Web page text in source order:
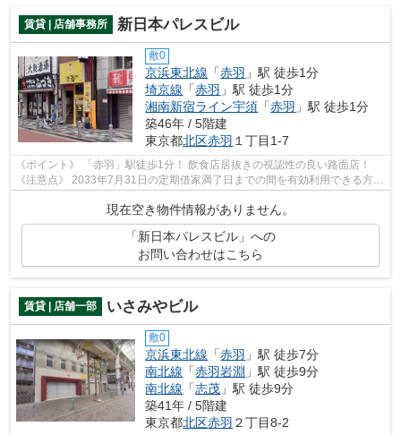
賃貸 | 店舗事務所 新日本パレスビル
敷0
京浜東北線 「赤羽 」駅 徒歩1分
埼京線 「赤羽 」駅 徒歩1分
湘南新宿ライン宇須 「赤羽 」駅 徒歩1分
築46年 / 5階建
東京都北区赤羽 １丁目1-7
《ポイント》 「赤羽」駅徒歩1分！ 飲食店居抜きの視認性の良い路面店！
《注意点》 2033年7月31日の定期借家満了日までの間を有効利用できる方に
現在空き物件情報がありません。
「新日本パレスビル」への
お問い合わせはこちら
賃貸 | 店舗一部 いさみやビル
敷0
京浜東北線 「赤羽 」駅 徒歩7分
南北線 「赤羽岩淵 」駅 徒歩9分
南北線 「志茂 」駅 徒歩9分
築41年 / 5階建
東京都北区赤羽 ２丁目8-2